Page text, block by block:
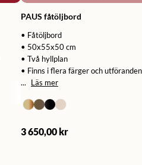
PAUS fåtöljbord
• Fåtöljbord
• 50x55x50 cm
• Två hyllplan
• Finns i flera färger och utföranden
...
Läs mer
3 650,00 kr